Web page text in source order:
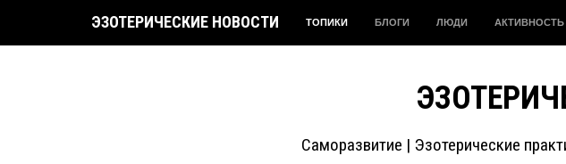
ЭЗОТЕРИЧЕСКИЕ НОВОСТИ ТОПИКИ БЛОГИ ЛЮДИ АКТИВНОСТЬ
Саморазвитие | Эзотерические